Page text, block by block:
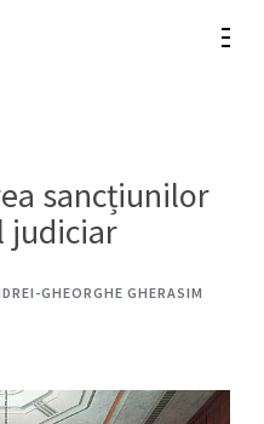
sancțiunilor
judiciar
GHEORGHE GHERASIM